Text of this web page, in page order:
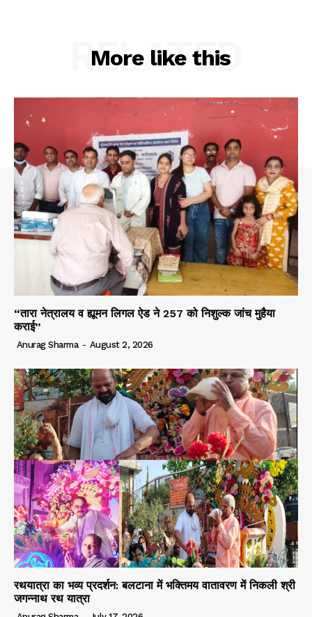
More like this
RELATED
“तारा नेत्रालय व ह्यूमन लिगल ऐड ने 257 को निशुल्क जांच मुहैया
कराई”
Anurag Sharma - August 2, 2026
रथयात्रा का भव्य प्रदर्शन: बलटाना में भक्तिमय वातावरण में निकली श्री
जगन्नाथ रथ यात्रा